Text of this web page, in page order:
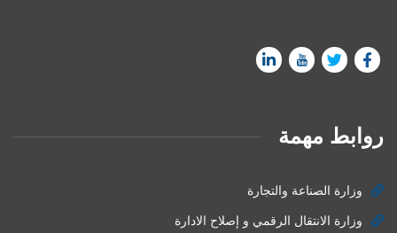
روابط مهمة
وزارة الصناعة والتجارة
وزارة الانتقال الرقمي و إصلاح الادارة